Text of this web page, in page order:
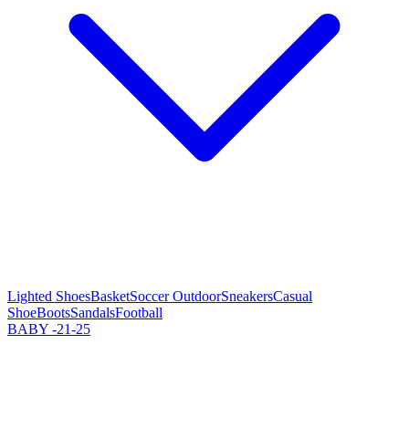
Lighted ShoesBasketSoccer OutdoorSneakersCasual
ShoeBootsSandalsFootball
BABY -21-25